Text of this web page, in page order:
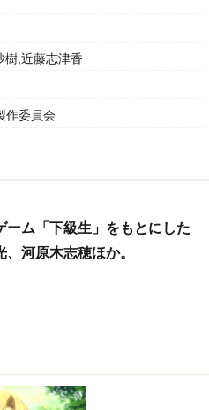
樹,近藤志津香
作委員会
ーム「下級生」をもとにした
河原木志穂ほか。